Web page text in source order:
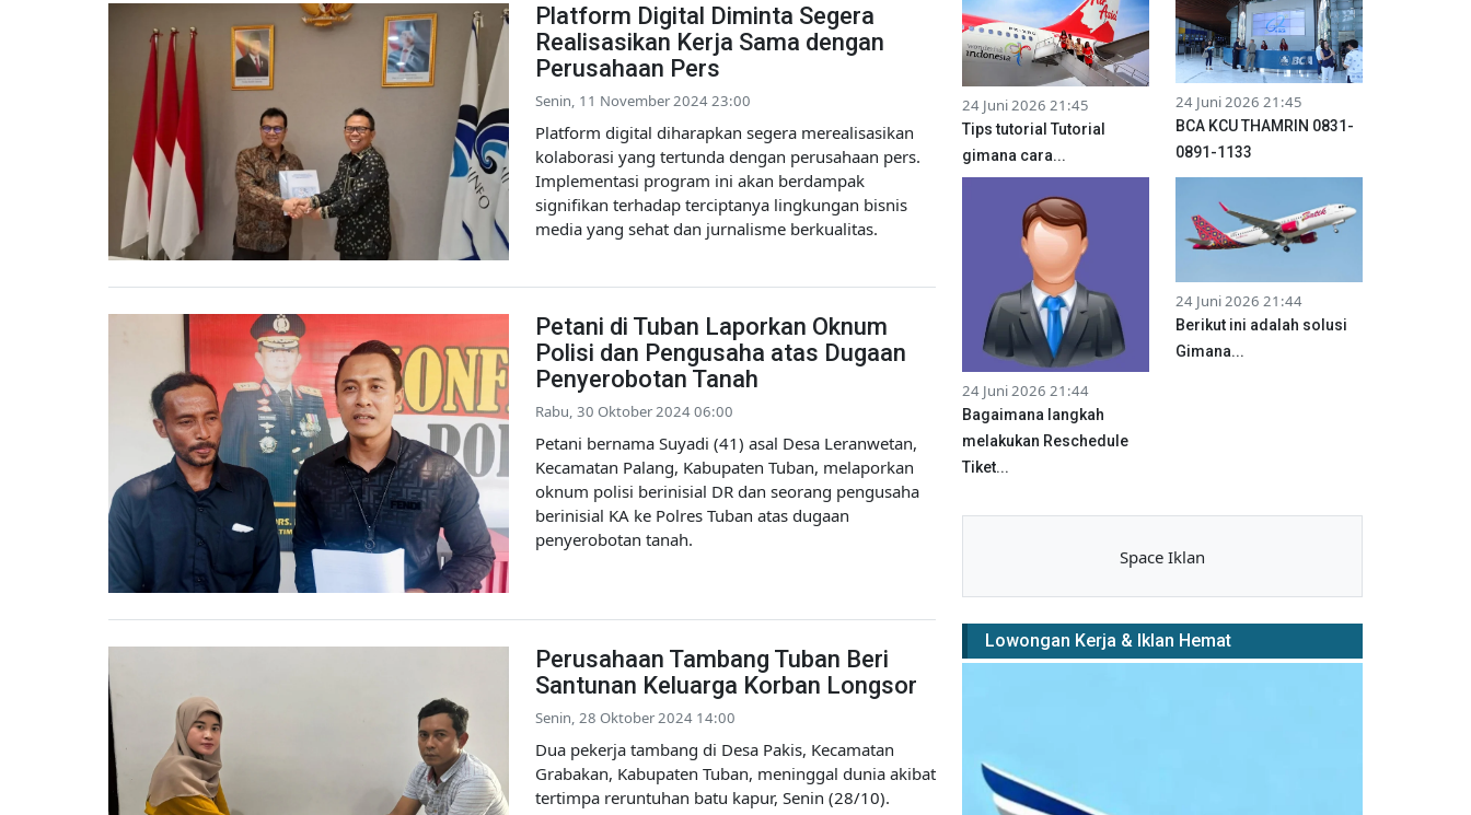
Platform Digital Diminta Segera
Realisasikan Kerja Sama dengan
Perusahaan Pers
Senin, 11 November 2024 23:00
Platform digital diharapkan segera merealisasikan
kolaborasi yang tertunda dengan perusahaan pers.
Implementasi program ini akan berdampak
signifikan terhadap terciptanya lingkungan bisnis
media yang sehat dan jurnalisme berkualitas.
Petani di Tuban Laporkan Oknum
Polisi dan Pengusaha atas Dugaan
Penyerobotan Tanah
Rabu, 30 Oktober 2024 06:00
Petani bernama Suyadi (41) asal Desa Leranwetan,
Kecamatan Palang, Kabupaten Tuban, melaporkan
oknum polisi berinisial DR dan seorang pengusaha
berinisial KA ke Polres Tuban atas dugaan
penyerobotan tanah.
Perusahaan Tambang Tuban Beri
Santunan Keluarga Korban Longsor
Senin, 28 Oktober 2024 14:00
Dua pekerja tambang di Desa Pakis, Kecamatan
Grabakan, Kabupaten Tuban, meninggal dunia akibat
tertimpa reruntuhan batu kapur, Senin (28/10).
24 Juni 2026 21:45
Tips tutorial Tutorial
gimana cara...
24 Juni 2026 21:45
BCA KCU THAMRIN 0831-
0891-1133
24 Juni 2026 21:44
Bagaimana langkah
melakukan Reschedule
Tiket...
24 Juni 2026 21:44
Berikut ini adalah solusi
Gimana...
Space Iklan
Lowongan Kerja & Iklan Hemat